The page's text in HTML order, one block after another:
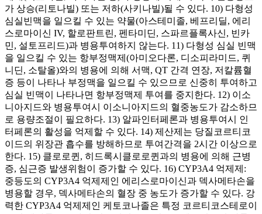
가 상승(리토나빌) 또는 저하(사키나빌)될 수 있다. 10) 다형성
심실빈맥을 일으킬 수 있는 약물(아스테미졸, 베프리딜, 에리
스로마이신 IV, 할로판트린, 펜타미딘, 스파르플록사신, 빈카
민, 설토프리드)과 병용투여하지 않는다. 11) 다형성 심실 빈맥
을 일으킬 수 있는 항부정맥제(아미오다론, 디소피라미드, 퀴
니딘, 소탈올)와의 병용에 의해 서맥, QT 간격 연장, 저칼륨혈
증 등이 나타나 부정맥을 일으킬 수 있으므로 신중히 투여하고
심실 빈맥이 나타나면 항부정맥제 투여를 중지한다. 12) 이소
니아지드와 병용투여시 이소니아지드의 혈중농도가 감소하므
로 용량조절이 필요하다. 13) 알파인터페론과 병용투여시 인
터페론의 활성을 억제할 수 있다. 14) 제산제는 당질코르티코
이드의 위장관 흡수를 방해하므로 투여간격을 2시간 이상으로
한다. 15) 클로로퀸, 히드록시클로로퀸과의 병용에 의해 근병
증, 심근증 발생위험이 증가할 수 있다. 16) CYP3A4 억제제:
중등도의 CYP3A4 억제제인 에리스로마이신과 덱사메타손을
병용할 경우, 덱사메타손의 혈장 중 농도가 증가할 수 있다. 강
력한 CYP3A4 억제제인 케토코나졸은 특정 코르티코스테로이